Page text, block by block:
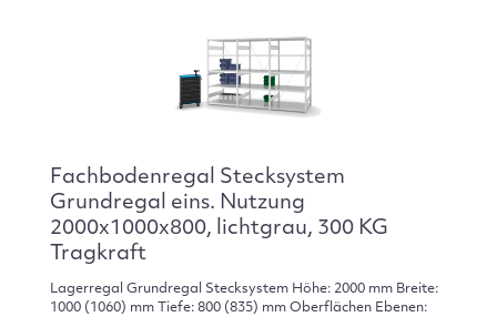
Fachbodenregal Stecksystem
Grundregal eins. Nutzung
2000x1000x800, lichtgrau, 300 KG
Tragkraft
Lagerregal Grundregal Stecksystem Höhe: 2000 mm Breite:
1000 (1060) mm Tiefe: 800 (835) mm Oberflächen Ebenen: